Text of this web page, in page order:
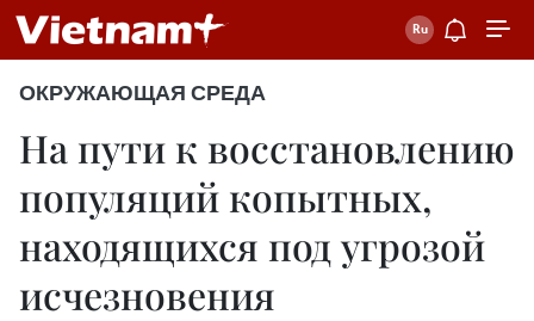
ОКРУЖАЮЩАЯ СРЕДА
На пути к восстановлению
популяций копытных,
находящихся под угрозой
исчезновения